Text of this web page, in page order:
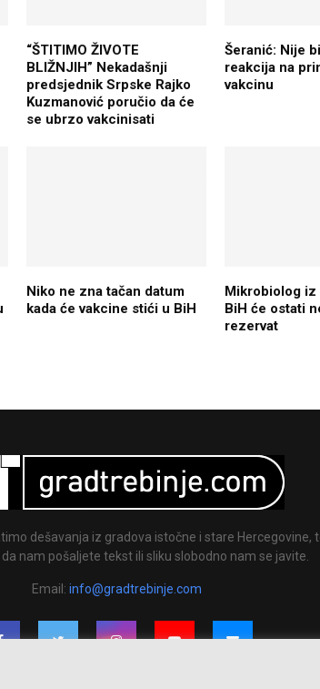
“ŠTITIMO ŽIVOTE
BLIŽNJIH” Nekadašnji
predsjednik Srpske Rajko
Kuzmanović poručio da će
se ubrzo vakcinisati
Šeranić: Nije
reakcija na
vakcinu
Niko ne zna tačan datum
kada će vakcine stići u BiH
Mikrobiolog iz
BiH će ostati
rezervat
dešavanja iz gradova istočne i stare Hercegovine,
nam pošaljete tekst ili sliku slobodno nam se javite.
Email: info@gradtrebinje.com